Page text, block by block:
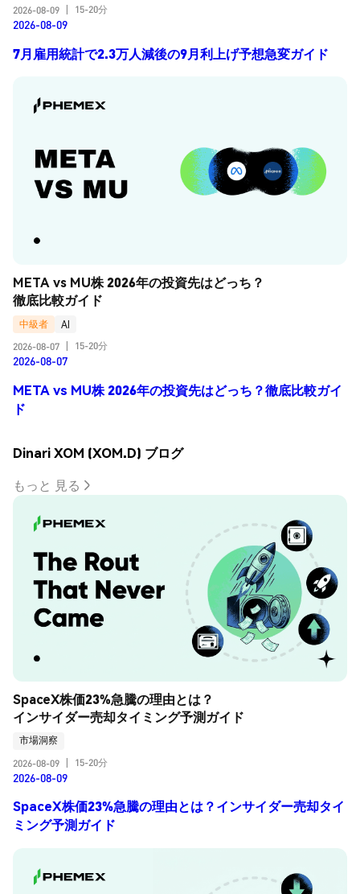
2026-08-09
15-20分
2026-08-09
7月雇用統計で2.3万人減後の9月利上げ予想急変ガイド
META vs MU株 2026年の投資先はどっち？
徹底比較ガイド
中級者
AI
2026-08-07
15-20分
2026-08-07
META vs MU株 2026年の投資先はどっち？徹底比較ガイ
ド
Dinari XOM (XOM.D) ブログ
もっと 見る
SpaceX株価23%急騰の理由とは？
インサイダー売却タイミング予測ガイド
市場洞察
2026-08-09
15-20分
2026-08-09
SpaceX株価23%急騰の理由とは？インサイダー売却タイ
ミング予測ガイド